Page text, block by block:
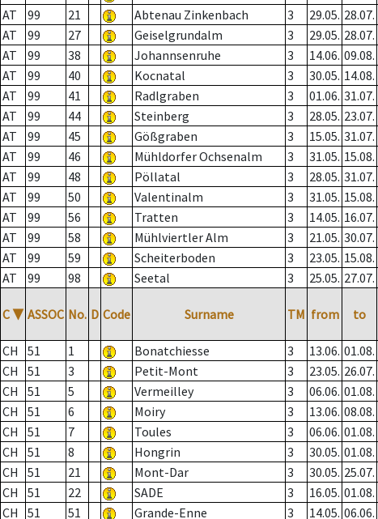
AT
99 21 Abtenau Zinkenbach 3 29.05. 28.07.
AT
99 27 Geiselgrundalm 3 29.05. 28.07.
AT
99 38 Johannsenruhe 3 14.06. 09.08.
AT
99 40 Kocnatal 3 30.05. 14.08.
AT
99 41 Radlgraben 3 01.06. 31.07.
AT
99 44 Steinberg 3 28.05. 23.07.
AT
99 45 Gößgraben 3 15.05. 31.07.
AT
99 46 Mühldorfer Ochsenalm 3 31.05. 15.08.
AT
99 48 Pöllatal 3 28.05. 31.07.
AT
99 50 Valentinalm 3 31.05. 15.08.
AT
99 56 Tratten 3 14.05. 16.07.
AT
99 58 Mühlviertler Alm 3 21.05. 30.07.
AT
99 59 Scheiterboden 3 23.05. 15.08.
AT
99 98 Seetal 3 25.05. 27.07.
C ▼ ASSOC No. D Code Surname TM from to
CH
51 1 Bonatchiesse 3 13.06. 01.08.
CH
51 3 Petit-Mont 3 23.05. 26.07.
CH
51 5 Vermeilley 3 06.06. 01.08.
CH
51 6 Moiry 3 13.06. 08.08.
CH
51 7 Toules 3 06.06. 01.08.
CH
51 8 Hongrin 3 30.05. 01.08.
CH
51 21 Mont-Dar 3 30.05. 25.07.
CH
51 22 SADE 3 16.05. 01.08.
CH
51 51 Grande-Enne 3 14.05. 06.06.